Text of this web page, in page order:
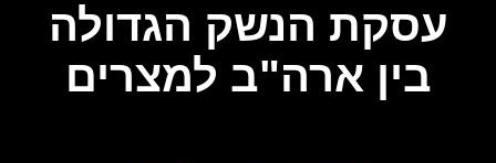
עסקת הנשק הגדולה
בין ארה"ב למצרים